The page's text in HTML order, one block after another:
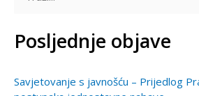
a
i
Posljednje objave
Savjetovanje s javnošću – Prijedlog